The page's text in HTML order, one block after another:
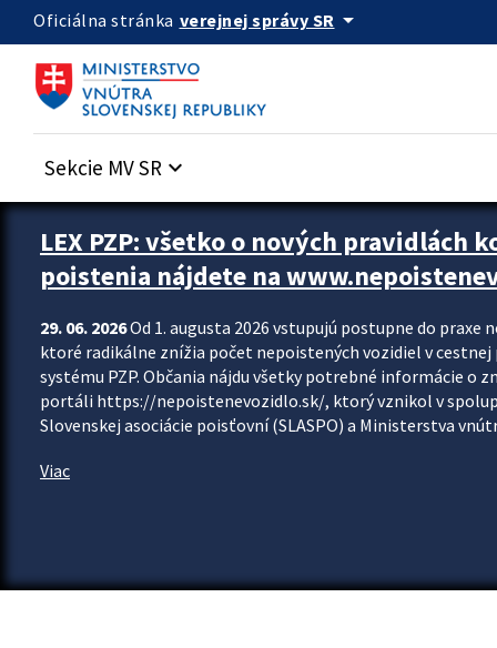
Preskocit na hlavný obsah
Oficiálna stránka verejnej správy SR arrow_drop_down
Sekcie MV SR keyboard_arrow_down
Zastavit automatický posun upútavok
LEX PZP: všetko o nových pravidlách
poistenia nájdete na
29. 06. 2026Od 1. augusta 2026 vstupujú postupne do
ktoré radikálne znížia počet nepoistených vozidiel v cestnej
systému PZP. Občania nájdu všetky potrebné informácie o
portáli https://nepoistenevozidlo.sk/, ktorý vznikol v
Slovenskej asociácie poisťovní (SLASPO) a Ministerstva
Viac